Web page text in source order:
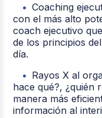
Coaching
con el más alto
coach ejecutivo
de los principios
día.
Rayos X al
hace qué?, ¿quién
manera más
información al